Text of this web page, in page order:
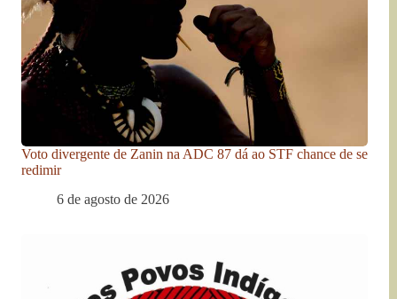
Voto divergente de Zanin na ADC 87 dá ao STF chance de se
redimir
6 de agosto de 2026